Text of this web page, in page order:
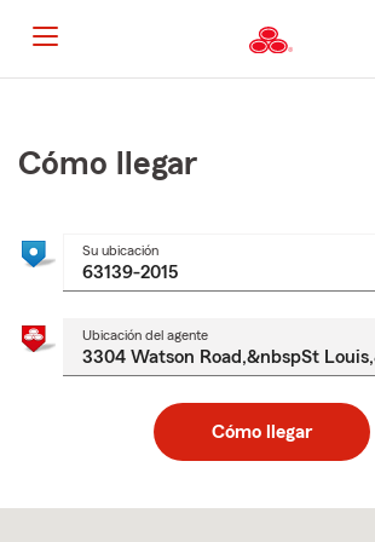
al
contenido
principal
principal
Cómo llegar
Su ubicación
Ubicación del agente
Cómo llegar
to